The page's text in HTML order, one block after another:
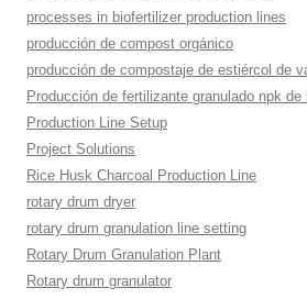
processes in biofertilizer production lines
producción de compost orgánico
producción de compostaje de estiércol de
Producción de fertilizante granulado npk
Production Line Setup
Project Solutions
Rice Husk Charcoal Production Line
rotary drum dryer
rotary drum granulation line setting
Rotary Drum Granulation Plant
Rotary drum granulator